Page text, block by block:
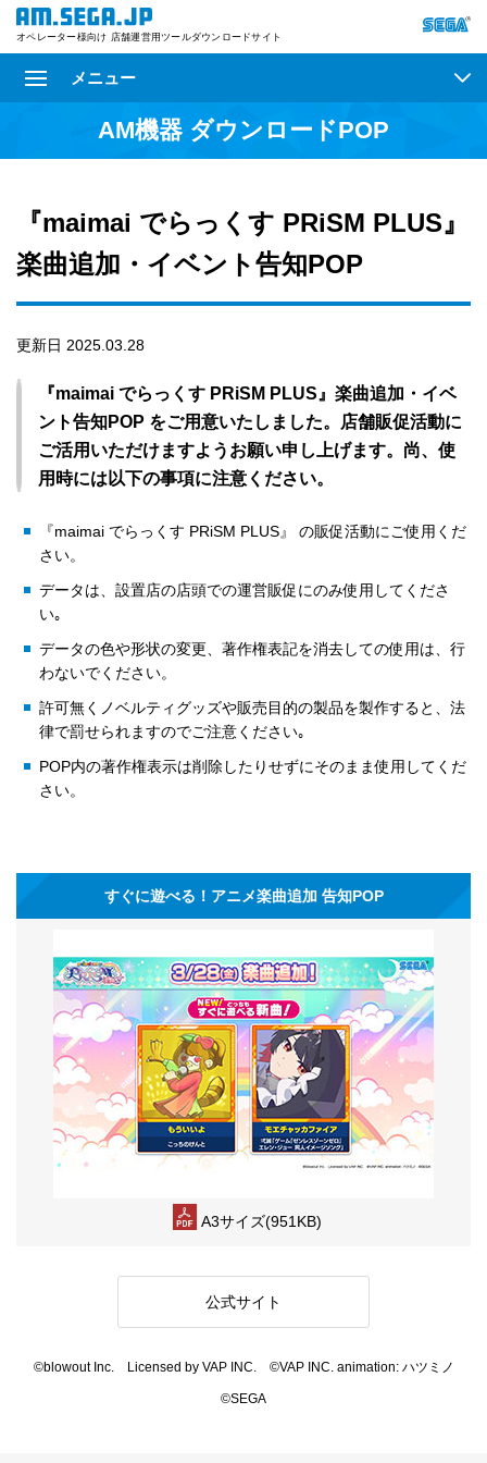
オペレーター様向け 店舗運営用ツールダウンロードサイト
メニュー
AM機器 ダウンロードPOP
『maimai でらっくす PRiSM PLUS』
楽曲追加・イベント告知POP
更新日 2025.03.28
『maimai でらっくす PRiSM PLUS』楽曲追加・イベ
ント告知POP をご用意いたしました。店舗販促活動に
ご活用いただけますようお願い申し上げます。尚、使
用時には以下の事項に注意ください。
『maimai でらっくす PRiSM PLUS』 の販促活動にご使用くだ
さい。
データは、設置店の店頭での運営販促にのみ使用してくださ
い｡
データの色や形状の変更、著作権表記を消去しての使用は、行
わないでください。
許可無くノベルティグッズや販売目的の製品を製作すると、法
律で罰せられますのでご注意ください｡
POP内の著作権表示は削除したりせずにそのまま使用してくだ
さい。
すぐに遊べる！アニメ楽曲追加 告知POP
A3サイズ(951KB)
公式サイト
©blowout Inc. Licensed by VAP INC. ©VAP INC. animation: ハツミノ
©SEGA